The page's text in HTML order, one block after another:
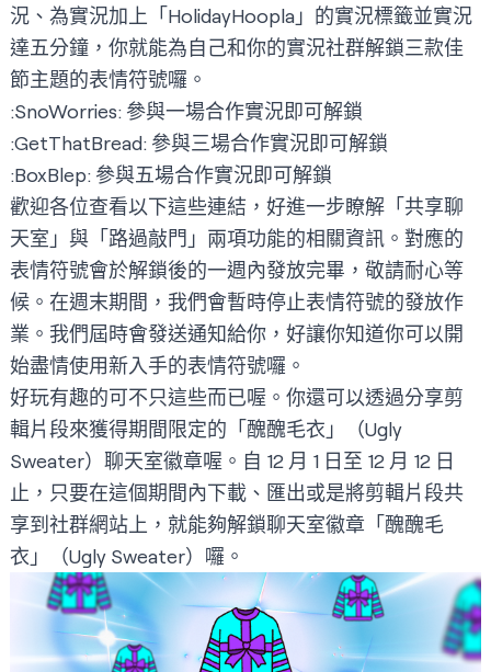
況、為實況加上「HolidayHoopla」的實況標籤並實況
達五分鐘，你就能為自己和你的實況社群解鎖三款佳
節主題的表情符號囉。
:SnoWorries: 參與一場合作實況即可解鎖
:GetThatBread: 參與三場合作實況即可解鎖
:BoxBlep: 參與五場合作實況即可解鎖
歡迎各位查看以下這些連結，好進一步瞭解「共享聊
天室 」與「路過敲門 」兩項功能的相關資訊。對應的
表情符號會於解鎖後的一週內發放完畢，敬請耐心等
候。在週末期間，我們會暫時停止表情符號的發放作
業。我們屆時會發送通知給你，好讓你知道你可以開
始盡情使用新入手的表情符號囉。
好玩有趣的可不只這些而已喔。你還可以透過分享剪
輯片段來獲得期間限定的「醜醜毛衣」（Ugly
Sweater）聊天室徽章喔。自 12 月 1 日至 12 月 12 日
止，只要在這個期間內下載、匯出或是將剪輯片段共
享到社群網站上，就能夠解鎖聊天室徽章「醜醜毛
衣」（Ugly Sweater）囉。